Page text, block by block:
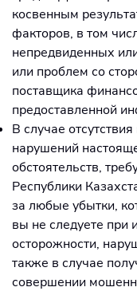
косвенным
факторов, в том
непредвиденных
или проблем со
поставщика
предоставленной
В случае
нарушений
обстоятельств,
Республики
за любые убытки,
вы не следуете при
осторожности,
также в случае
совершении